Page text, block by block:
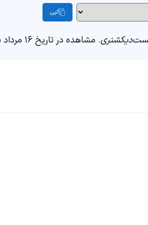
کپی
. مشاهده در تاریخ ۱۶ مرداد ۱۴۰۵، از https://fastdic.com/word/telecourse